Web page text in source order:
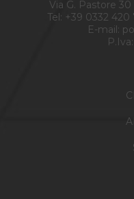
Via G. Pastore
Tel: +39 0332 420
E-mail: